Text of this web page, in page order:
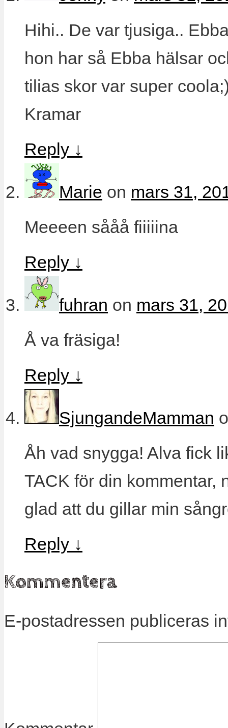
Hihi.. De var tjusiga..
hon har så Ebba hälsar
tilias skor var super
Kramar
Reply ↓
Marie on mars 31,
Meeeen sååå fiiiiina
Reply ↓
fuhran on mars 31,
Å va fräsiga!
Reply ↓
SjungandeMamman
Åh vad snygga! Alva fick
TACK för din kommentar,
glad att du gillar min
Reply ↓
Kommentera
E-postadressen publiceras